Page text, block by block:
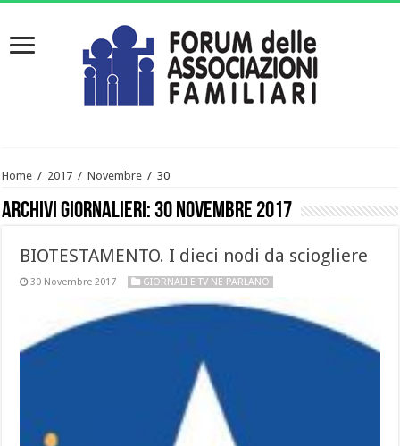
Home / 2017 / Novembre / 30
Archivi giornalieri:30 Novembre 2017
BIOTESTAMENTO. I dieci nodi da sciogliere
30 Novembre 2017 GIORNALI E TV NE PARLANO